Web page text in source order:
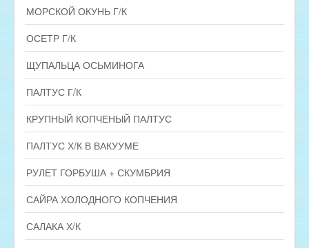
МОРСКОЙ ОКУНЬ Г/К
ОСЕТР Г/К
ЩУПАЛЬЦА ОСЬМИНОГА
ПАЛТУС Г/К
КРУПНЫЙ КОПЧЕНЫЙ ПАЛТУС
ПАЛТУС Х/К В ВАКУУМЕ
РУЛЕТ ГОРБУША + СКУМБРИЯ
САЙРА ХОЛОДНОГО КОПЧЕНИЯ
САЛАКА Х/К